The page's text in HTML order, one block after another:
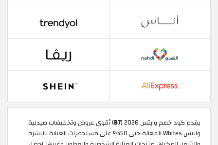
يقدم كود خصم وايتس 2026 ( B7) أقوى عروض وتخفيضات صيدلية
وايتس Whites الفعالة حتى 50% على مستحضرات العناية بالبشرة